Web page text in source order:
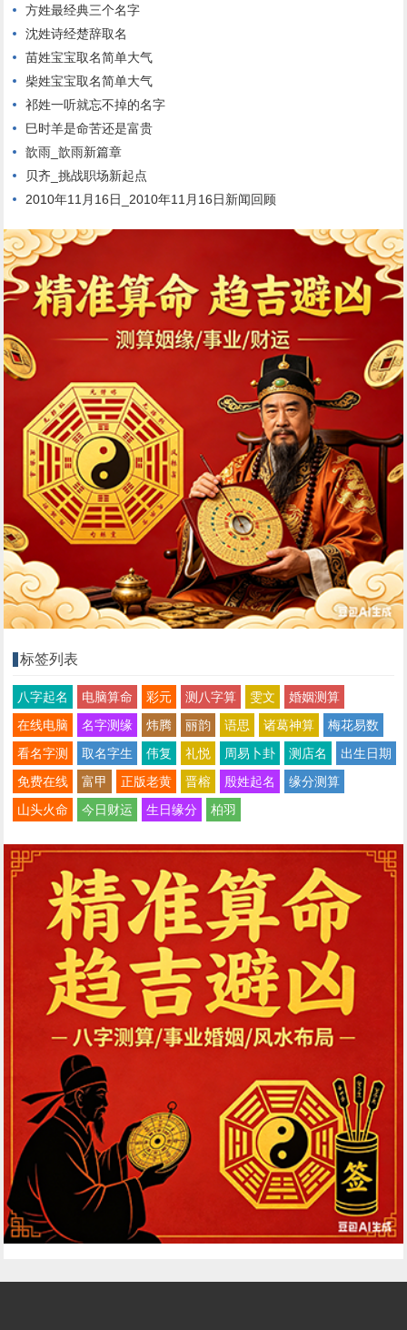
方姓最经典三个名字
沈姓诗经楚辞取名
苗姓宝宝取名简单大气
柴姓宝宝取名简单大气
祁姓一听就忘不掉的名字
巳时羊是命苦还是富贵
歆雨_歆雨新篇章
贝齐_挑战职场新起点
2010年11月16日_2010年11月16日新闻回顾
标签列表
八字起名 电脑算命 彩元 测八字算 雯文
婚姻测算
在线电脑
名字测缘 炜腾 丽韵 语思 诸葛神算
梅花易数
看名字测
取名字生 伟复 礼悦 周易卜卦 测店名
出生日期
免费在线
富甲 正版老黄 晋榕 殷姓起名
缘分测算
山头火命
今日财运 生日缘分 柏羽